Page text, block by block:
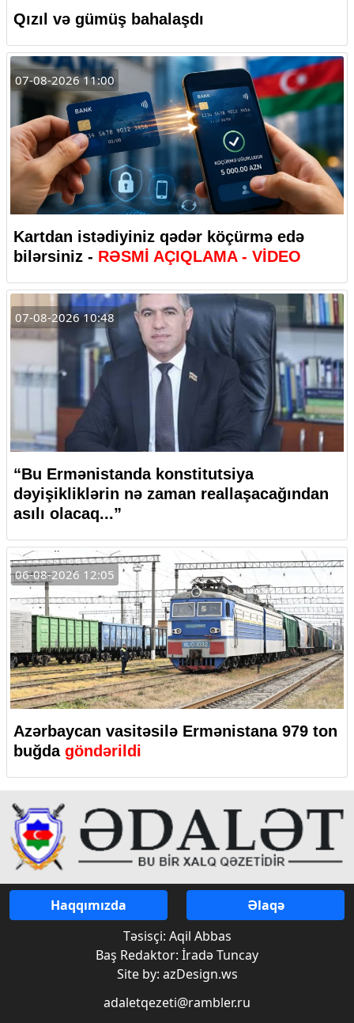
Qızıl və gümüş bahalaşdı
07-08-2026 11:00
Kartdan istədiyiniz qədər köçürmə edə
bilərsiniz - RƏSMİ AÇIQLAMA - VİDEO
07-08-2026 10:48
“Bu Ermənistanda konstitutsiya
dəyişikliklərin nə zaman reallaşacağından
asılı olacaq...”
06-08-2026 12:05
Azərbaycan vasitəsilə Ermənistana 979 ton
buğda göndərildi
Haqqımızda
Əlaqə
Təsisçi: Aqil Abbas
Baş Redaktor: İradə Tuncay
Site by: azDesign.ws
adaletqezeti@rambler.ru